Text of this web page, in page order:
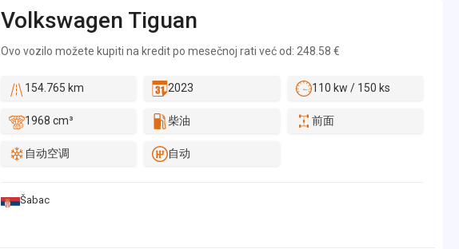
nas kontaktirate. * Korak 2: Kontaktirajte nas i iznesite vašu ponudu, naš stručni tim
će u najkraćem vremenskom periodu odgovoriti pozitivno, ili sa našim predlogom za
saradnju. * Korak 3: Zakažite proveru na nekoj od lokacija sa našim stručnim timom
putem kredita ili leasing-a. * Istaknuta cena vozila je za uplatu u celosti, za zamenu
Volkswagen Tiguan
Ovo vozilo možete kupiti na kredit po mesečnoj rati već od: 248.58 €
154.765 km 2023 110 kw / 150 ks
1968 cm³ 柴油 前面
自动空调 自动
Šabac